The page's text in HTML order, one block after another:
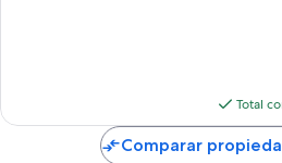
Total
Comparar